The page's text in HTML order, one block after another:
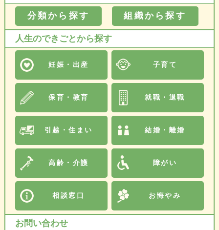
分類から探す 組織から探す
人生のできごとから探す
妊娠・出産 子育て
保育・教育 就職・退職
引越・住まい 結婚・離婚
高齢・介護 障がい
相談窓口 お悔やみ
お問い合わせ